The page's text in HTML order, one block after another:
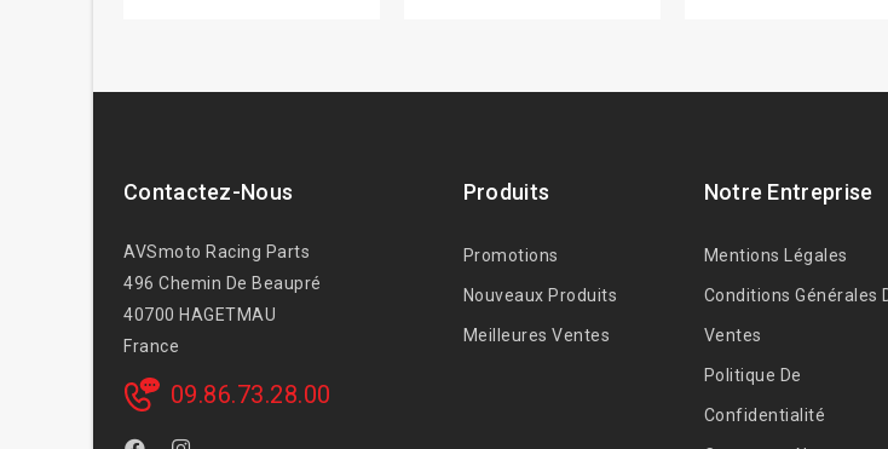
Contactez-Nous
AVSmoto Racing Parts
496 Chemin De Beaupré
40700 HAGETMAU
France
09.86.73.28.00
Produits
Promotions
Nouveaux Produits
Meilleures Ventes
Notre Entreprise
Mentions Légales
Conditions Générales
Ventes
Politique De
Confidentialité